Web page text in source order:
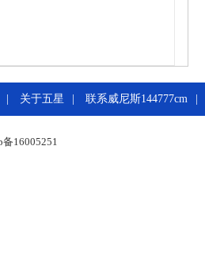
关于五星 联系威尼斯144777cm
16005251